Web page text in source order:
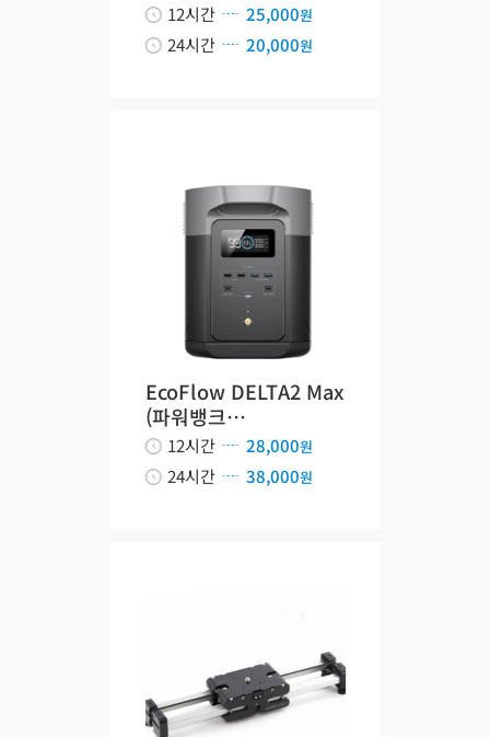
12시간 25,000원
24시간 20,000원
EcoFlow DELTA2 Max
(파워뱅크…
12시간 28,000원
24시간 38,000원